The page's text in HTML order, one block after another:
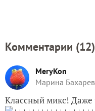
Комментарии (12)
MeryKon
Марина
Классный микс! Даже